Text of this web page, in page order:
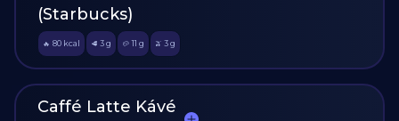
(Starbucks)
🔥 80 kcal 🥩 3g 🥔 11 g 🫒 3g
Caffé Latte Kávé